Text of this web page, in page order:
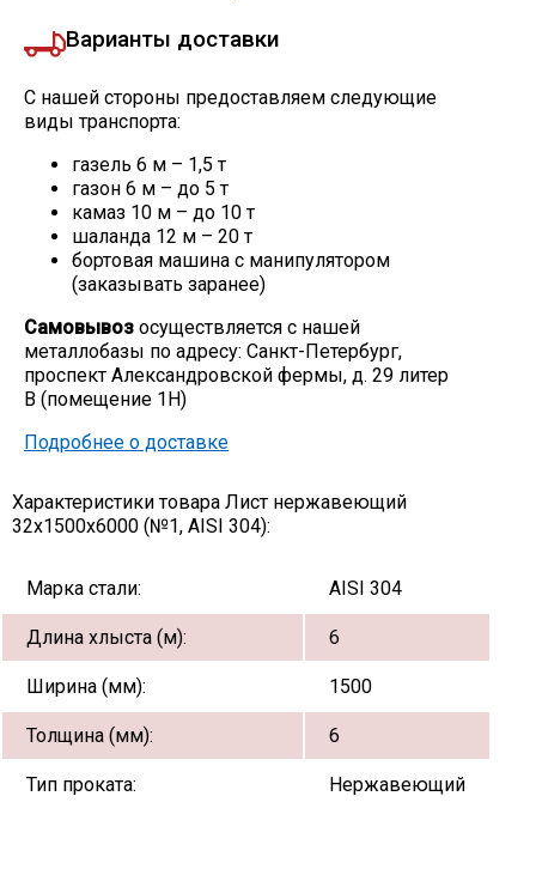
Проволока
Скобо-гибочные изделия
Остальное
Нержавейка
Алюминиевый прокат
Варианты доставки
С нашей стороны предоставляем следующие
виды транспорта:
газель 6 м – 1,5 т
газон 6 м – до 5 т
камаз 10 м – до 10 т
шаланда 12 м – 20 т
бортовая машина с манипулятором
(заказывать заранее)
Самовывоз осуществляется с нашей
металлобазы по адресу: Санкт-Петербург,
проспект Александровской фермы, д. 29 литер
В (помещение 1Н)
Подробнее о доставке
Характеристики товара Лист нержавеющий
32х1500х6000 (№1, AISI 304):
Марка стали: AISI 304
Длина хлыста (м): 6
Ширина (мм): 1500
Толщина (мм): 6
Тип проката: Нержавеющий